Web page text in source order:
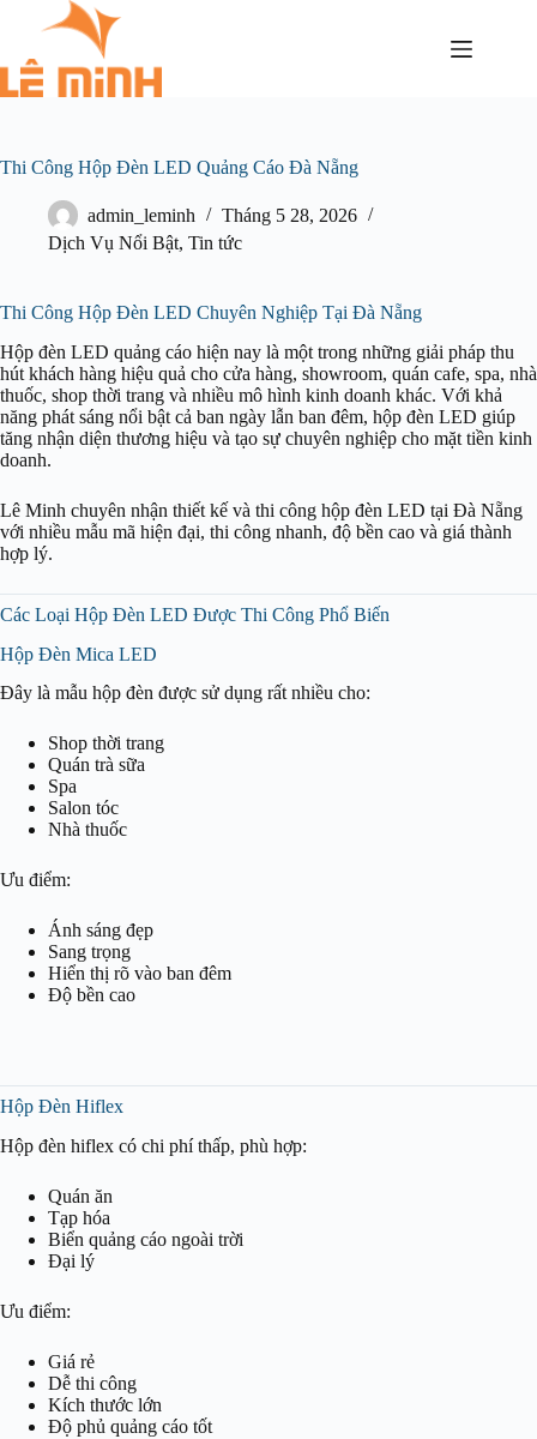
Thi Công Hộp Đèn LED Quảng Cáo Đà Nẵng
admin_leminh
Tháng 5 28, 2026
Dịch Vụ Nổi Bật, Tin tức
Thi Công Hộp Đèn LED Chuyên Nghiệp Tại Đà Nẵng
Hộp đèn LED quảng cáo hiện nay là một trong những giải pháp thu
hút khách hàng hiệu quả cho cửa hàng, showroom, quán cafe, spa, nhà
thuốc, shop thời trang và nhiều mô hình kinh doanh khác. Với khả
năng phát sáng nổi bật cả ban ngày lẫn ban đêm, hộp đèn LED giúp
tăng nhận diện thương hiệu và tạo sự chuyên nghiệp cho mặt tiền kinh
doanh.
Lê Minh chuyên nhận thiết kế và thi công hộp đèn LED tại Đà Nẵng
với nhiều mẫu mã hiện đại, thi công nhanh, độ bền cao và giá thành
hợp lý.
Các Loại Hộp Đèn LED Được Thi Công Phổ Biến
Hộp Đèn Mica LED
Đây là mẫu hộp đèn được sử dụng rất nhiều cho:
Shop thời trang
Quán trà sữa
Spa
Salon tóc
Nhà thuốc
Ưu điểm:
Ánh sáng đẹp
Sang trọng
Hiển thị rõ vào ban đêm
Độ bền cao
Hộp Đèn Hiflex
Hộp đèn hiflex có chi phí thấp, phù hợp:
Quán ăn
Tạp hóa
Biển quảng cáo ngoài trời
Đại lý
Ưu điểm:
Giá rẻ
Dễ thi công
Kích thước lớn
Độ phủ quảng cáo tốt